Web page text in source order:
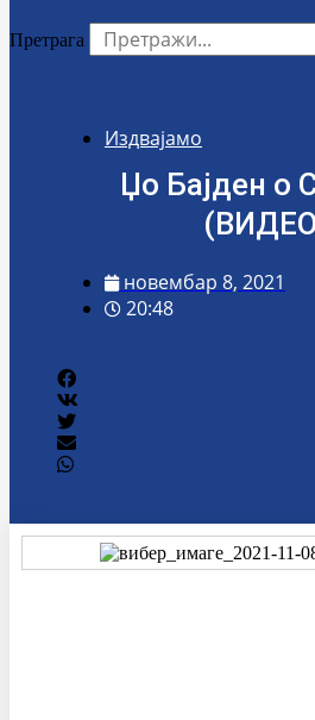
Претрага
Издвајамо
Џо Бајден о
новембар 8, 2021
20:48